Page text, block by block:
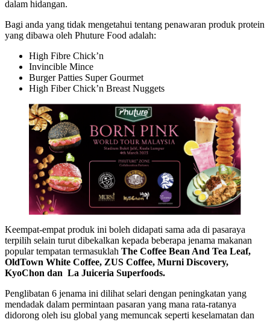
dalam hidangan.
Bagi anda yang tidak mengetahui tentang penawaran produk protein
yang dibawa oleh Phuture Food adalah:
High Fibre Chick’n
Invincible Mince
Burger Patties Super Gourmet
High Fiber Chick’n Breast Nuggets
Keempat-empat produk ini boleh didapati sama ada di pasaraya
terpilih selain turut dibekalkan kepada beberapa jenama makanan
popular tempatan termasuklah The Coffee Bean And Tea Leaf,
OldTown White Coffee, ZUS Coffee, Murni Discovery,
KyoChon dan La Juiceria Superfoods.
Penglibatan 6 jenama ini dilihat selari dengan peningkatan yang
mendadak dalam permintaan pasaran yang mana rata-ratanya
didorong oleh isu global yang memuncak seperti keselamatan dan